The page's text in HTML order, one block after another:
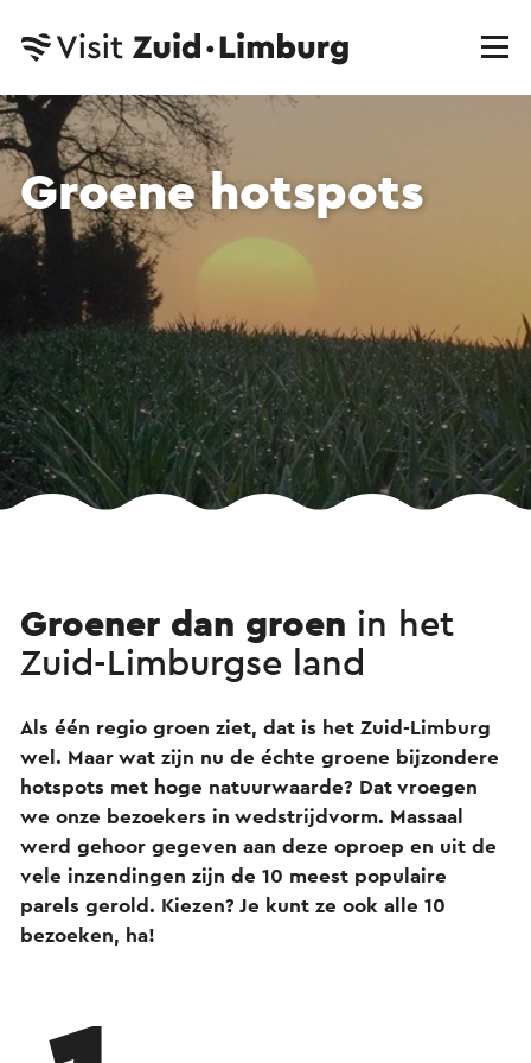
Groene hotspots
Groener dan groen in het
Zuid-Limburgse land
Als één regio groen ziet, dat is het Zuid-Limburg
wel. Maar wat zijn nu de échte groene bijzondere
hotspots met hoge natuurwaarde? Dat vroegen
we onze bezoekers in wedstrijdvorm. Massaal
werd gehoor gegeven aan deze oproep en uit de
vele inzendingen zijn de 10 meest populaire
parels gerold. Kiezen? Je kunt ze ook alle 10
bezoeken, ha!